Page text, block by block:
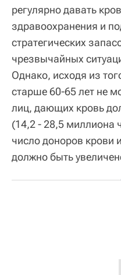
регулярно давать
здравоохранения и
стратегических
чрезвычайных
Однако, исходя из
старше 60-65 лет не
лиц, дающих кровь
(14,2 - 28,5 миллиона
число доноров крови
должно быть